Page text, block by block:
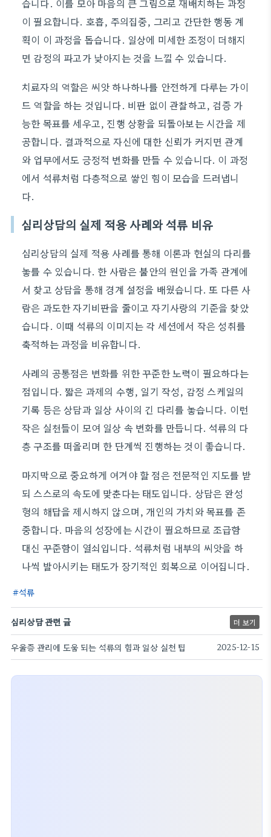
습니다. 이를 모아 마음의 큰 그림으로 재배치하는 과정
이 필요합니다. 호흡, 주의집중, 그리고 간단한 행동 계
획이 이 과정을 돕습니다. 일상에 미세한 조정이 더해지
면 감정의 파고가 낮아지는 것을 느낄 수 있습니다.
치료자의 역할은 씨앗 하나하나를 안전하게 다루는 가이
드 역할을 하는 것입니다. 비판 없이 관찰하고, 검증 가
능한 목표를 세우고, 진행 상황을 되돌아보는 시간을 제
공합니다. 결과적으로 자신에 대한 신뢰가 커지면 관계
와 업무에서도 긍정적 변화를 만들 수 있습니다. 이 과정
에서 석류처럼 다층적으로 쌓인 힘이 모습을 드러냅니
다.
심리상담의 실제 적용 사례와 석류 비유
심리상담의 실제 적용 사례를 통해 이론과 현실의 다리를
놓를 수 있습니다. 한 사람은 불안의 원인을 가족 관계에
서 찾고 상담을 통해 경계 설정을 배웠습니다. 또 다른 사
람은 과도한 자기비판을 줄이고 자기사랑의 기준을 찾았
습니다. 이때 석류의 이미지는 각 세션에서 작은 성취를
축적하는 과정을 비유합니다.
사례의 공통점은 변화를 위한 꾸준한 노력이 필요하다는
점입니다. 짧은 과제의 수행, 일기 작성, 감정 스케일의
기록 등은 상담과 일상 사이의 긴 다리를 놓습니다. 이런
작은 실천들이 모여 일상 속 변화를 만듭니다. 석류의 다
층 구조를 떠올리며 한 단계씩 진행하는 것이 좋습니다.
마지막으로 중요하게 여겨야 할 점은 전문적인 지도를 받
되 스스로의 속도에 맞춘다는 태도입니다. 상담은 완성
형의 해답을 제시하지 않으며, 개인의 가치와 목표를 존
중합니다. 마음의 성장에는 시간이 필요하므로 조급함
대신 꾸준함이 열쇠입니다. 석류처럼 내부의 씨앗을 하
나씩 발아시키는 태도가 장기적인 회복으로 이어집니다.
석류
심리상담 관련 글 더 보기
우울증 관리에 도움 되는 석류의 힘과 일상 실천 팁 2025-12-15